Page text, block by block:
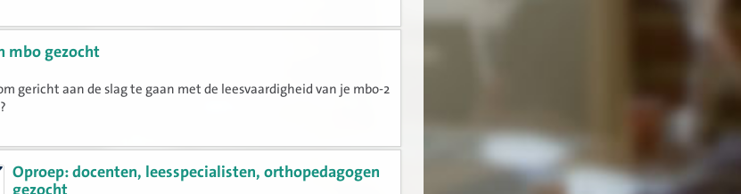
mbo gezocht
gericht aan de slag te gaan met de leesvaardigheid van je mbo-2
Oproep: docenten, leesspecialisten, orthopedagogen